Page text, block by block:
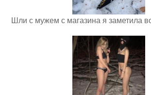
Шли с мужем с магазина я заметила